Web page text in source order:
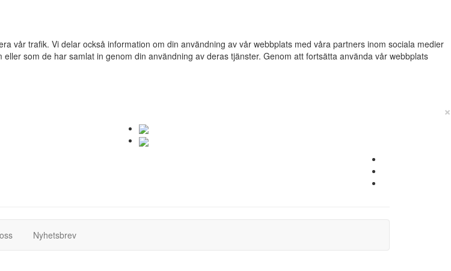
vår trafik. Vi delar också information om din användning av vår webbplats med våra partners inom sociala medier
som de har samlat in genom din användning av deras tjänster. Genom att fortsätta använda vår webbplats
×
(current)Nyhetsbrev(current)